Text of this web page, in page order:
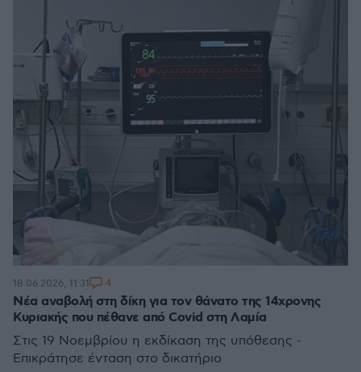
Νέα αναβολή στη δίκη για τον θάνατο της 14χρονης
Κυριακής που πέθανε από Covid στη Λαμία
Στις 19 Νοεμβρίου η εκδίκαση της υπόθεσης -
Επικράτησε ένταση στο δικατήριο
18.06.2026, 11:31 4